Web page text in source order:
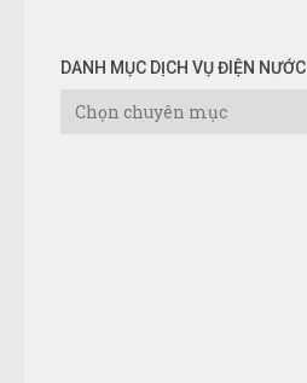
DANH MỤC DỊCH VỤ ĐIỆN NƯỚC
Danh